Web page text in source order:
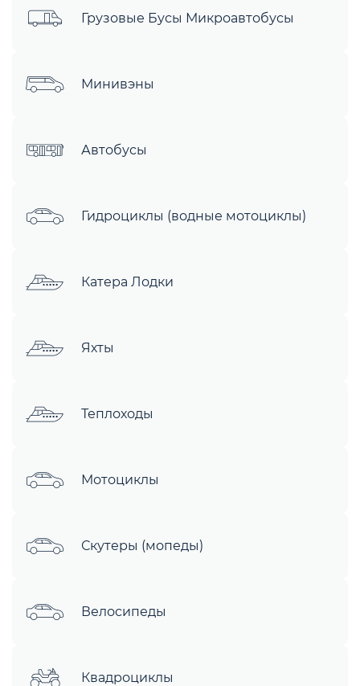
Грузовые Бусы Микроавтобусы
Минивэны
Автобусы
Гидроциклы (водные мотоциклы)
Катера Лодки
Яхты
Теплоходы
Мотоциклы
Скутеры (мопеды)
Велосипеды
Квадроциклы